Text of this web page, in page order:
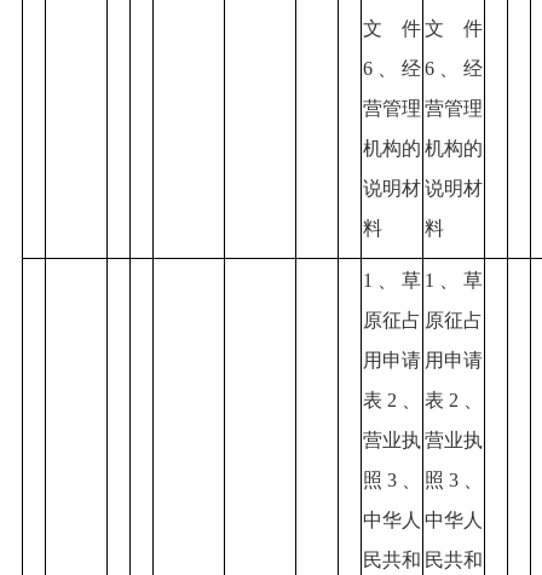
文件
6、经
营管理
机构的
说明材
料
文件
6、经
营管理
机构的
说明材
料
1、草
原征占
用申请
表2、
营业执
照3、
中华人
民共和
1、草
原征占
用申请
表2、
营业执
照3、
中华人
民共和